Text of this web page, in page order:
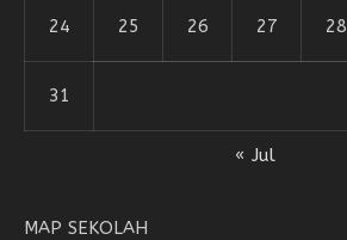
24 25 26 27 28
31
« Jul
MAP SEKOLAH